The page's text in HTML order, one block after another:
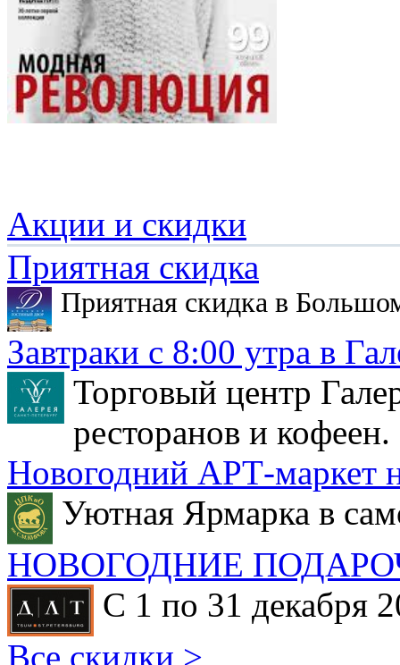
Акции и скидки
Приятная скидка
Приятная скидка в
Завтраки с 8:00 утра в
Торговый центр
ресторанов и кофеен.
Новогодний АРТ-маркет
Уютная Ярмарка в
НОВОГОДНИЕ
С 1 по 31 декабря
Все скидки >